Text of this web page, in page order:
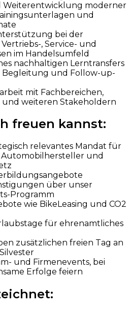
moderner
und
bei der
, Service- und
im Handelsumfeld
nachhaltigen Lerntransfers
Begleitung und Follow-up-
mit Fachbereichen,
weiteren Stakeholdern
freuen kannst:
relevantes Mandat für
und
über unser
Programm
wie BikeLeasing und CO2
für ehrenamtliches
zusätzlichen freien Tag an
und Firmenevents, bei
Erfolge feiern